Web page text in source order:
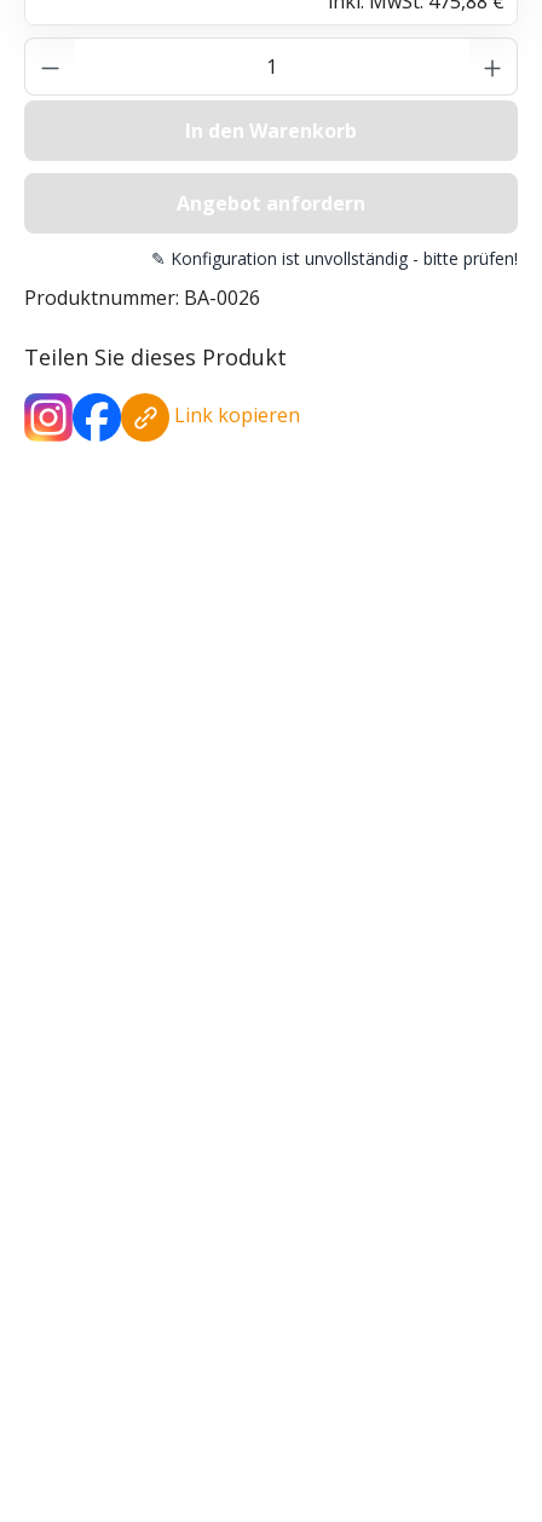
Produkt Anzahl: Gib den gewünschten
In den Warenkorb
Angebot anfordern
✎ Konfiguration ist unvollständig - bitte prüfen!
Produktnummer: BA-0026
Teilen Sie dieses Produkt
Link kopieren